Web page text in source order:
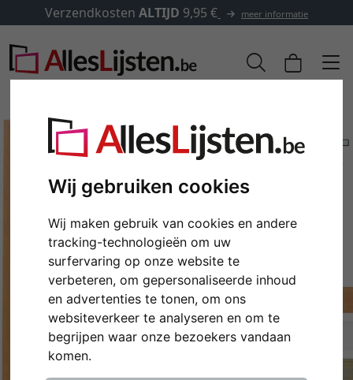
Wij gebruiken cookies
Wij maken gebruik van cookies en andere
tracking-technologieën om uw
surfervaring op onze website te
verbeteren, om gepersonaliseerde inhoud
en advertenties te tonen, om ons
websiteverkeer te analyseren en om te
begrijpen waar onze bezoekers vandaan
komen.
Verzendkosten ALTIJD 9,95 € meer informatie
Terug